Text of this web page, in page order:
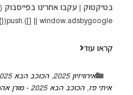
window.adsbygoogle || []).push({}); נתי...
קראו עוד
אירוויזיון 2025 ,הכוכב הבא 2025 - אביעד קליין
איתי פז,הכוכב הבא 2025 - מורן אהרוני ורד בנד